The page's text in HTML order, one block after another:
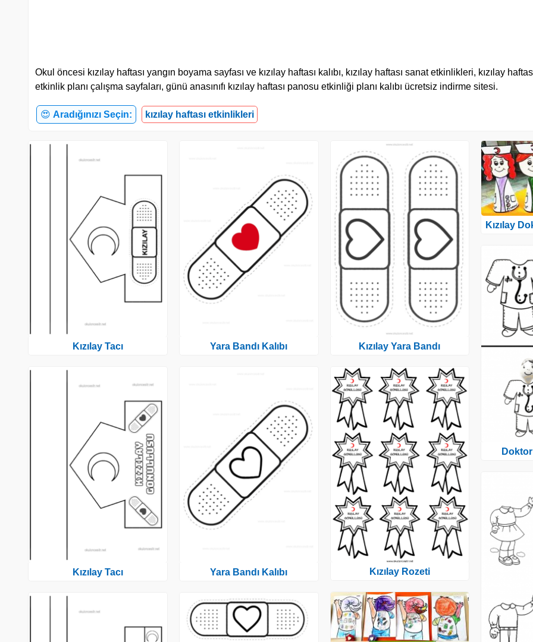
Okul öncesi kızılay haftası yangın boyama sayfası ve kızılay haftası kalıbı, kızılay haftası sanat etkinlikleri, kızılay
etkinlik planı çalışma sayfaları, günü anasınıfı kızılay haftası panosu etkinliği planı kalıbı ücretsiz indirme sitesi.
😍 Aradığınızı Seçin: kızılay haftası etkinlikleri
Kızılay Tacı
Kızılay Tacı
Yara Bandı Kalıbı
Yara Bandı Kalıbı
Kızılay Yara Bandı
Kızılay Rozeti
Kızılay
Doktor